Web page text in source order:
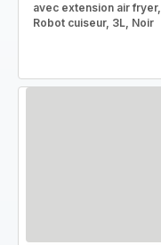
avec extension air fryer,
Robot cuiseur, 3L, Noir